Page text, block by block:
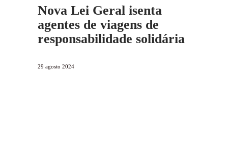
Nova Lei Geral isenta
agentes de viagens de
responsabilidade solidária
29 agosto 2024